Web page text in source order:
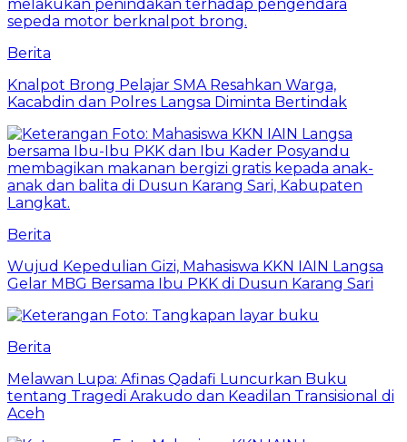
Berita
Knalpot Brong Pelajar SMA Resahkan Warga,
Kacabdin dan Polres Langsa Diminta Bertindak
Berita
Wujud Kepedulian Gizi, Mahasiswa KKN IAIN Langsa
Gelar MBG Bersama Ibu PKK di Dusun Karang Sari
Berita
Melawan Lupa: Afinas Qadafi Luncurkan Buku
tentang Tragedi Arakudo dan Keadilan Transisional di
Aceh